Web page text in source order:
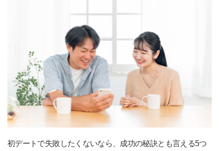
初デートで失敗したくないなら、成功の秘訣とも言える5つ